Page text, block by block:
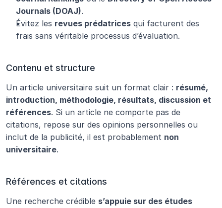
Journals (DOAJ).
Évitez les revues prédatrices qui facturent des
frais sans véritable processus d’évaluation.
Contenu et structure
Un article universitaire suit un format clair : résumé,
introduction, méthodologie, résultats, discussion et
références. Si un article ne comporte pas de
citations, repose sur des opinions personnelles ou
inclut de la publicité, il est probablement non
universitaire.
Références et citations
Une recherche crédible s’appuie sur des études